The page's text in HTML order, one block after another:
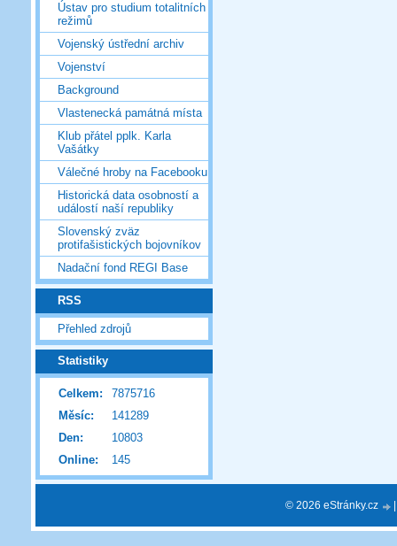
Ústav pro studium totalitních
režimů
Vojenský ústřední archiv
Vojenství
Background
Vlastenecká památná místa
Klub přátel pplk. Karla
Vašátky
Válečné hroby na Facebooku
Historická data osobností a
událostí naší republiky
Slovenský zväz
protifašistických bojovníkov
Nadační fond REGI Base
RSS
Přehled zdrojů
Statistiky
Online: 145
Celkem:
7875716
Měsíc:
141289
Den:
10803
© 2026 eStránky.cz